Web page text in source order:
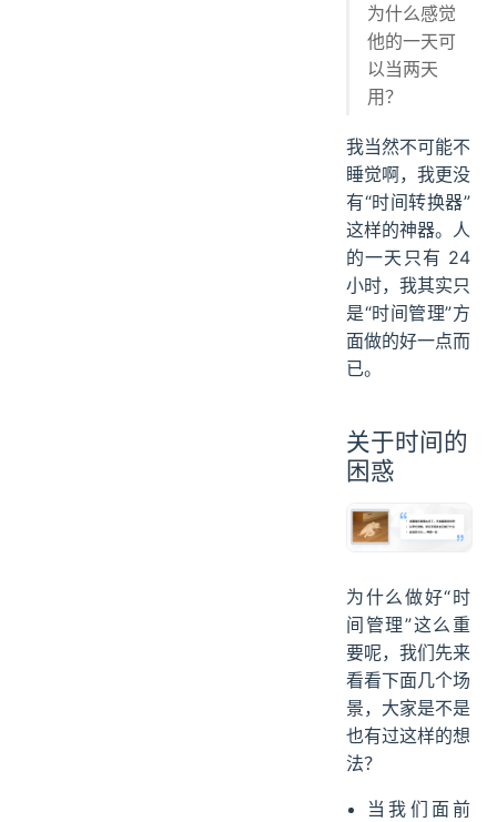
为什么感觉
他的一天可
以当两天
用？
我当然不可能不
睡觉啊，我更没
有“时间转换器”
这样的神器。人
的一天只有 24
小时，我其实只
是“时间管理”方
面做的好一点而
已。
关于时间的
困惑
为什么做好“时
间管理”这么重
要呢，我们先来
看看下面几个场
景，大家是不是
也有过这样的想
法？
当我们面前